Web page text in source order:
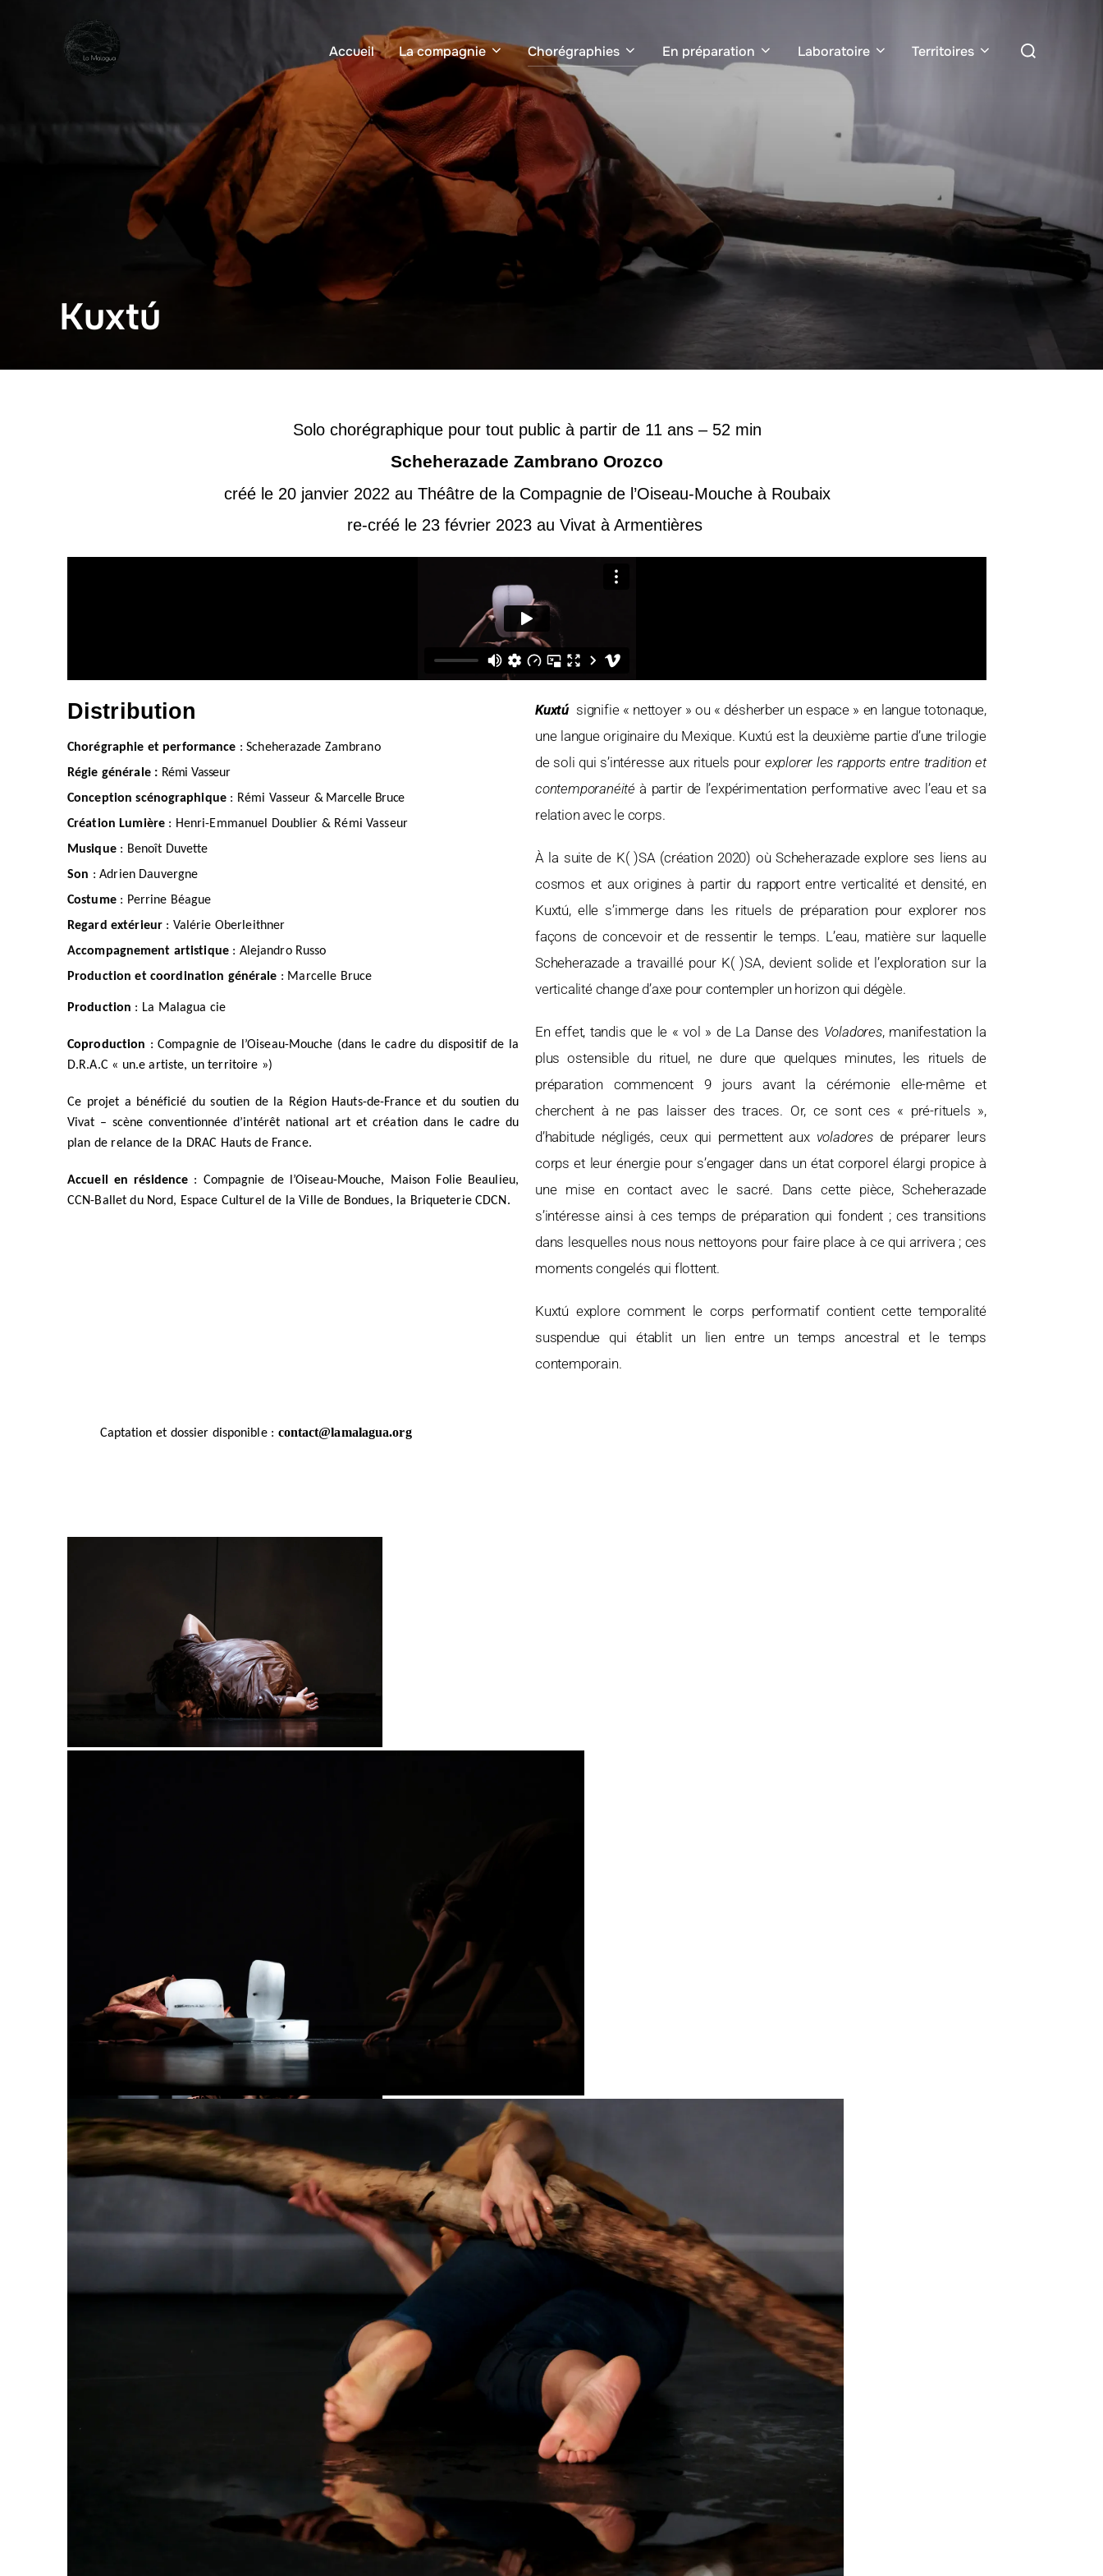
Accueil La compagnie Chorégraphies En préparation Laboratoire Territoires
Kuxtú
Solochorégraphique pour tout public à partir de 11 ans – 52 min
Scheherazade Zambrano Orozco
créé le 20 janvier 2022 au Théâtre de la Compagnie de l’Oiseau-Mouche à Roubaix
re-créé le 23 février 2023 au Vivat à Armentières
Distribution
Chorégraphie et performance : Scheherazade Zambrano
Régie générale : Rémi Vasseur
Conception scénographique: Rémi Vasseur & Marcelle Bruce
Création Lumière : Henri-Emmanuel Doublier & Rémi Vasseur
Musique : Benoît Duvette
Son : Adrien Dauvergne
Costume: Perrine Béague
Regard extérieur : Valérie Oberleithner
Accompagnement artistique: Alejandro Russo
Production et coordination générale : Marcelle Bruce
Production : La Malagua cie
Coproduction : Compagnie de l’Oiseau-Mouche (dans le cadre du dispositif de la
D.R.A.C « un.e artiste, un territoire »)
Ce projet a bénéficié du soutien de la Région Hauts-de-France et du soutien du
Vivat – scène conventionnée d’intérêt national art et création dans le cadre du
plan de relance de la DRAC Hauts de France.
Accueil en résidence : Compagnie de l’Oiseau-Mouche, Maison Folie Beaulieu,
CCN-Ballet du Nord, Espace Culturel de la Ville de Bondues, la Briqueterie CDCN.
Captation et dossier disponible : contact@lamalagua.org
Kuxtú signifie « nettoyer » ou « désherber un espace » en langue totonaque,
une langue originaire du Mexique. Kuxtú est la deuxième partie d’une trilogie
de soli qui s’intéresse aux rituels pour explorer les rapports entre tradition et
contemporanéité à partir de l’expérimentation performative avec l’eau et sa
relation avec le corps.
À la suite de K( )SA (création 2020) où Scheherazade explore ses liens au
cosmos et aux origines à partir du rapport entre verticalité et densité, en
Kuxtú, elle s’immerge dans les rituels de préparation pour explorer nos
façons de concevoir et de ressentir le temps. L’eau, matière sur laquelle
Scheherazade a travaillé pour K( )SA, devient solide et l’exploration sur la
verticalité change d’axe pour contempler un horizon qui dégèle.
En effet, tandis que le « vol » de La Danse des Voladores, manifestation la
plus ostensible du rituel, ne dure que quelques minutes, les rituels de
préparation commencent 9 jours avant la cérémonie elle-même et
cherchent à ne pas laisser des traces. Or, ce sont ces « pré-rituels »,
d’habitude négligés, ceux qui permettent aux voladores de préparer leurs
corps et leur énergie pour s’engager dans un état corporel élargi propice à
une mise en contact avec le sacré. Dans cette pièce, Scheherazade
s’intéresse ainsi à ces temps de préparation qui fondent ; ces transitions
dans lesquelles nous nous nettoyons pour faire place à ce qui arrivera ; ces
moments congelés qui flottent.
Kuxtú explore comment le corps performatif contient cette temporalité
suspendue qui établit un lien entre un temps ancestral et le temps
contemporain.